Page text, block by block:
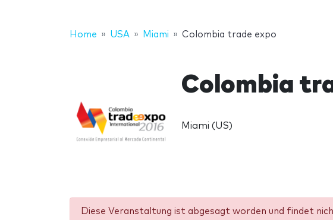
Home USA Miami Colombia trade expo
Colombia
Miami (US)
Diese Veranstaltung ist abgesagt worden und findet